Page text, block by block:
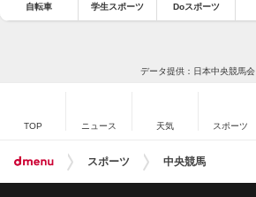
自転車 学生スポーツ Doスポーツ
データ提供：日本中央競馬会
TOP ニュース 天気 スポーツ
スポーツ 中央競馬